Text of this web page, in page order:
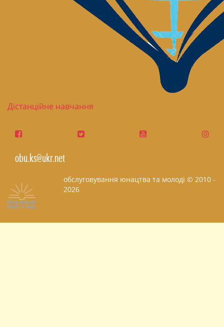
Дістанційне навчання
obu.ks@ukr.net
обслуговування юнацтва та молоді © 2010 -
2026